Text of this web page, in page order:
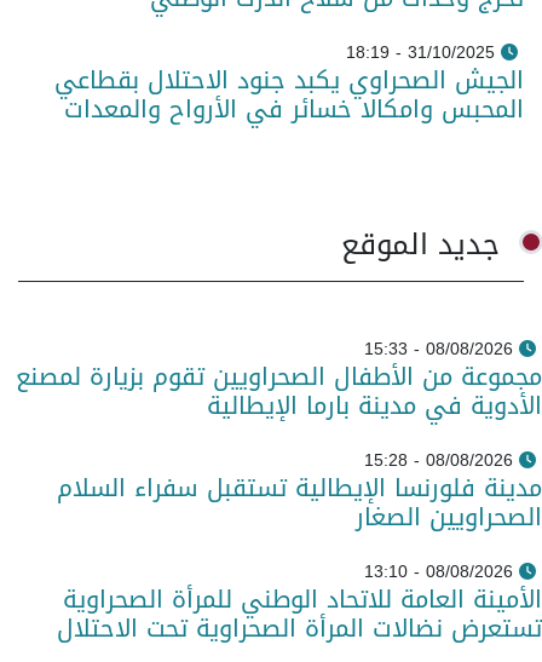
31/10/2025 - 18:19
الجيش الصحراوي يكبد جنود الاحتلال بقطاعي
المحبس وامكالا خسائر في الأرواح والمعدات
جديد الموقع
08/08/2026 - 15:33
مجموعة من الأطفال الصحراويين تقوم بزيارة لمصنع
الأدوية في مدينة بارما الإيطالية
08/08/2026 - 15:28
مدينة فلورنسا الإيطالية تستقبل سفراء السلام
الصحراويين الصغار
08/08/2026 - 13:10
الأمينة العامة للاتحاد الوطني للمرأة الصحراوية
تستعرض نضالات المرأة الصحراوية تحت الاحتلال